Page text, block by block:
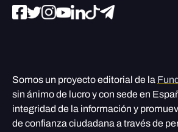
Somos un proyecto editorial de la
sin ánimo de lucro y con sede en
integridad de la información y
de confianza ciudadana a través de